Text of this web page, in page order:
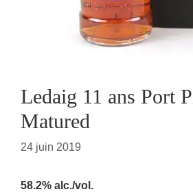
Ledaig 11 ans Port
Matured
24 juin 2019
58.2% alc./vol.